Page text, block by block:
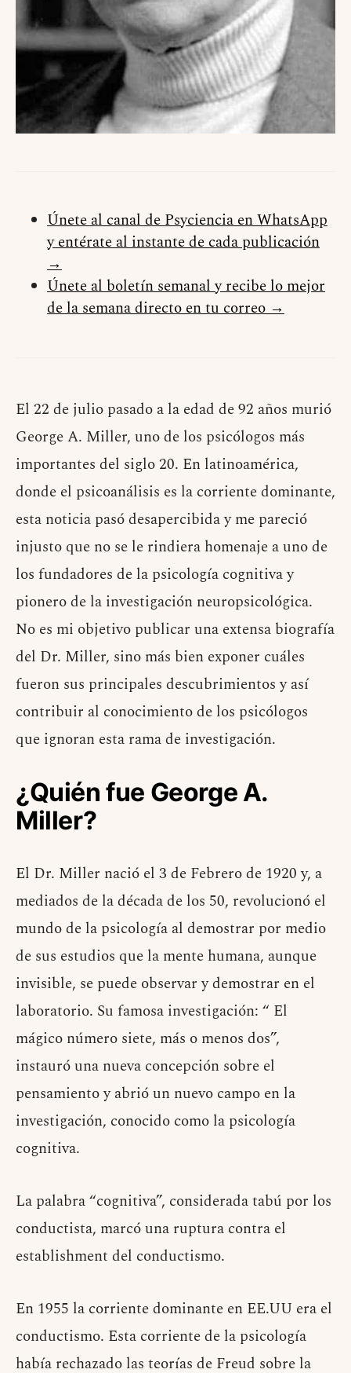
Únete al canal de Psyciencia en WhatsApp
y entérate al instante de cada publicación
→
Únete al boletín semanal y recibe lo mejor
de la semana directo en tu correo →
El 22 de julio pasado a la edad de 92 años murió
George A. Miller, uno de los psicólogos más
importantes del siglo 20. En latinoamérica,
donde el psicoanálisis es la corriente dominante,
esta noticia pasó desapercibida y me pareció
injusto que no se le rindiera homenaje a uno de
los fundadores de la psicología cognitiva y
pionero de la investigación neuropsicológica.
No es mi objetivo publicar una extensa biografía
del Dr. Miller, sino más bien exponer cuáles
fueron sus principales descubrimientos y así
contribuir al conocimiento de los psicólogos
que ignoran esta rama de investigación.
¿Quién fue George A.
Miller?
El Dr. Miller nació el 3 de Febrero de 1920 y, a
mediados de la década de los 50, revolucionó el
mundo de la psicología al demostrar por medio
de sus estudios que la mente humana, aunque
invisible, se puede observar y demostrar en el
laboratorio. Su famosa investigación: “ El
mágico número siete, más o menos dos”,
instauró una nueva concepción sobre el
pensamiento y abrió un nuevo campo en la
investigación, conocido como la psicología
cognitiva.
La palabra “cognitiva”, considerada tabú por los
conductista, marcó una ruptura contra el
establishment del conductismo.
En 1955 la corriente dominante en EE.UU era el
conductismo. Esta corriente de la psicología
había rechazado las teorías de Freud sobre la